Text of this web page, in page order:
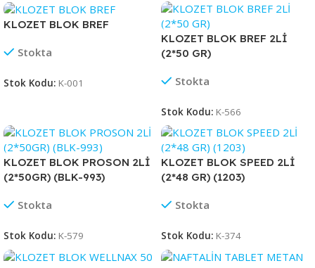
KLOZET BLOK BREF
Stokta
Stok Kodu: K-001
KLOZET BLOK BREF 2Lİ
(2*50 GR)
Stokta
Stok Kodu: K-566
KLOZET BLOK PROSON 2Lİ
(2*50GR) (BLK-993)
Stokta
Stok Kodu: K-579
KLOZET BLOK SPEED 2Lİ
(2*48 GR) (1203)
Stokta
Stok Kodu: K-374